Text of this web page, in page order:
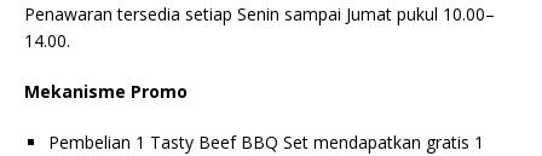
Penawaran tersedia setiap Senin sampai Jumat pukul 10.00–
14.00.
Mekanisme Promo
Pembelian 1 Tasty Beef BBQ Set mendapatkan gratis 1